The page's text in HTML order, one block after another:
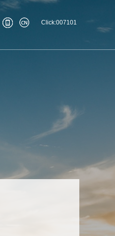
Click:007101